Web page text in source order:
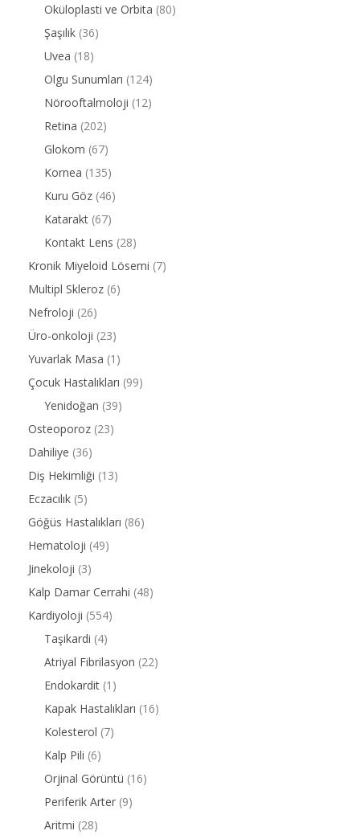
Oküloplasti ve Orbita (80)
Şaşılık (36)
Uvea (18)
Olgu Sunumları (124)
Nörooftalmoloji (12)
Retina (202)
Glokom (67)
Kornea (135)
Kuru Göz (46)
Katarakt (67)
Kontakt Lens (28)
Kronik Miyeloid Lösemi (7)
Multipl Skleroz (6)
Nefroloji (26)
Üro-onkoloji (23)
Yuvarlak Masa (1)
Çocuk Hastalıkları (99)
Yenidoğan (39)
Osteoporoz (23)
Dahiliye (36)
Diş Hekimliği (13)
Eczacılık (5)
Göğüs Hastalıkları (86)
Hematoloji (49)
Jinekoloji (3)
Kalp Damar Cerrahi (48)
Kardiyoloji (554)
Taşikardi (4)
Atriyal Fibrilasyon (22)
Endokardit (1)
Kapak Hastalıkları (16)
Kolesterol (7)
Kalp Pili (6)
Orjinal Görüntü (16)
Periferik Arter (9)
Aritmi (28)